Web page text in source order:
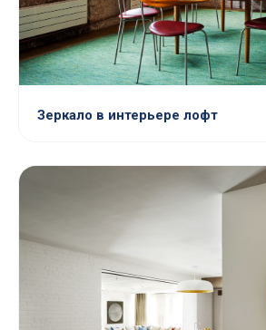
Зеркало в интерьере лофт